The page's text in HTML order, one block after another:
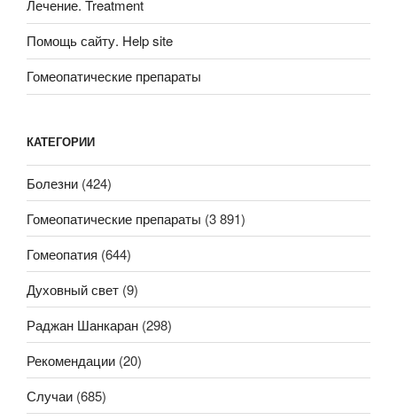
Лечение. Treatment
Помощь сайту. Help site
Гомеопатические препараты
КАТЕГОРИИ
Болезни (424)
Гомеопатические препараты (3 891)
Гомеопатия (644)
Духовный свет (9)
Раджан Шанкаран (298)
Рекомендации (20)
Случаи (685)